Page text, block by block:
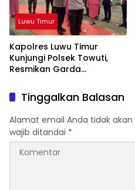
Luwu Timur
Kapolres Luwu Timur
Kunjungi Polsek Towuti,
Resmikan Garda
Desa Timampu
Tinggalkan Balasan
Alamat email Anda tidak akan
wajib ditandai *